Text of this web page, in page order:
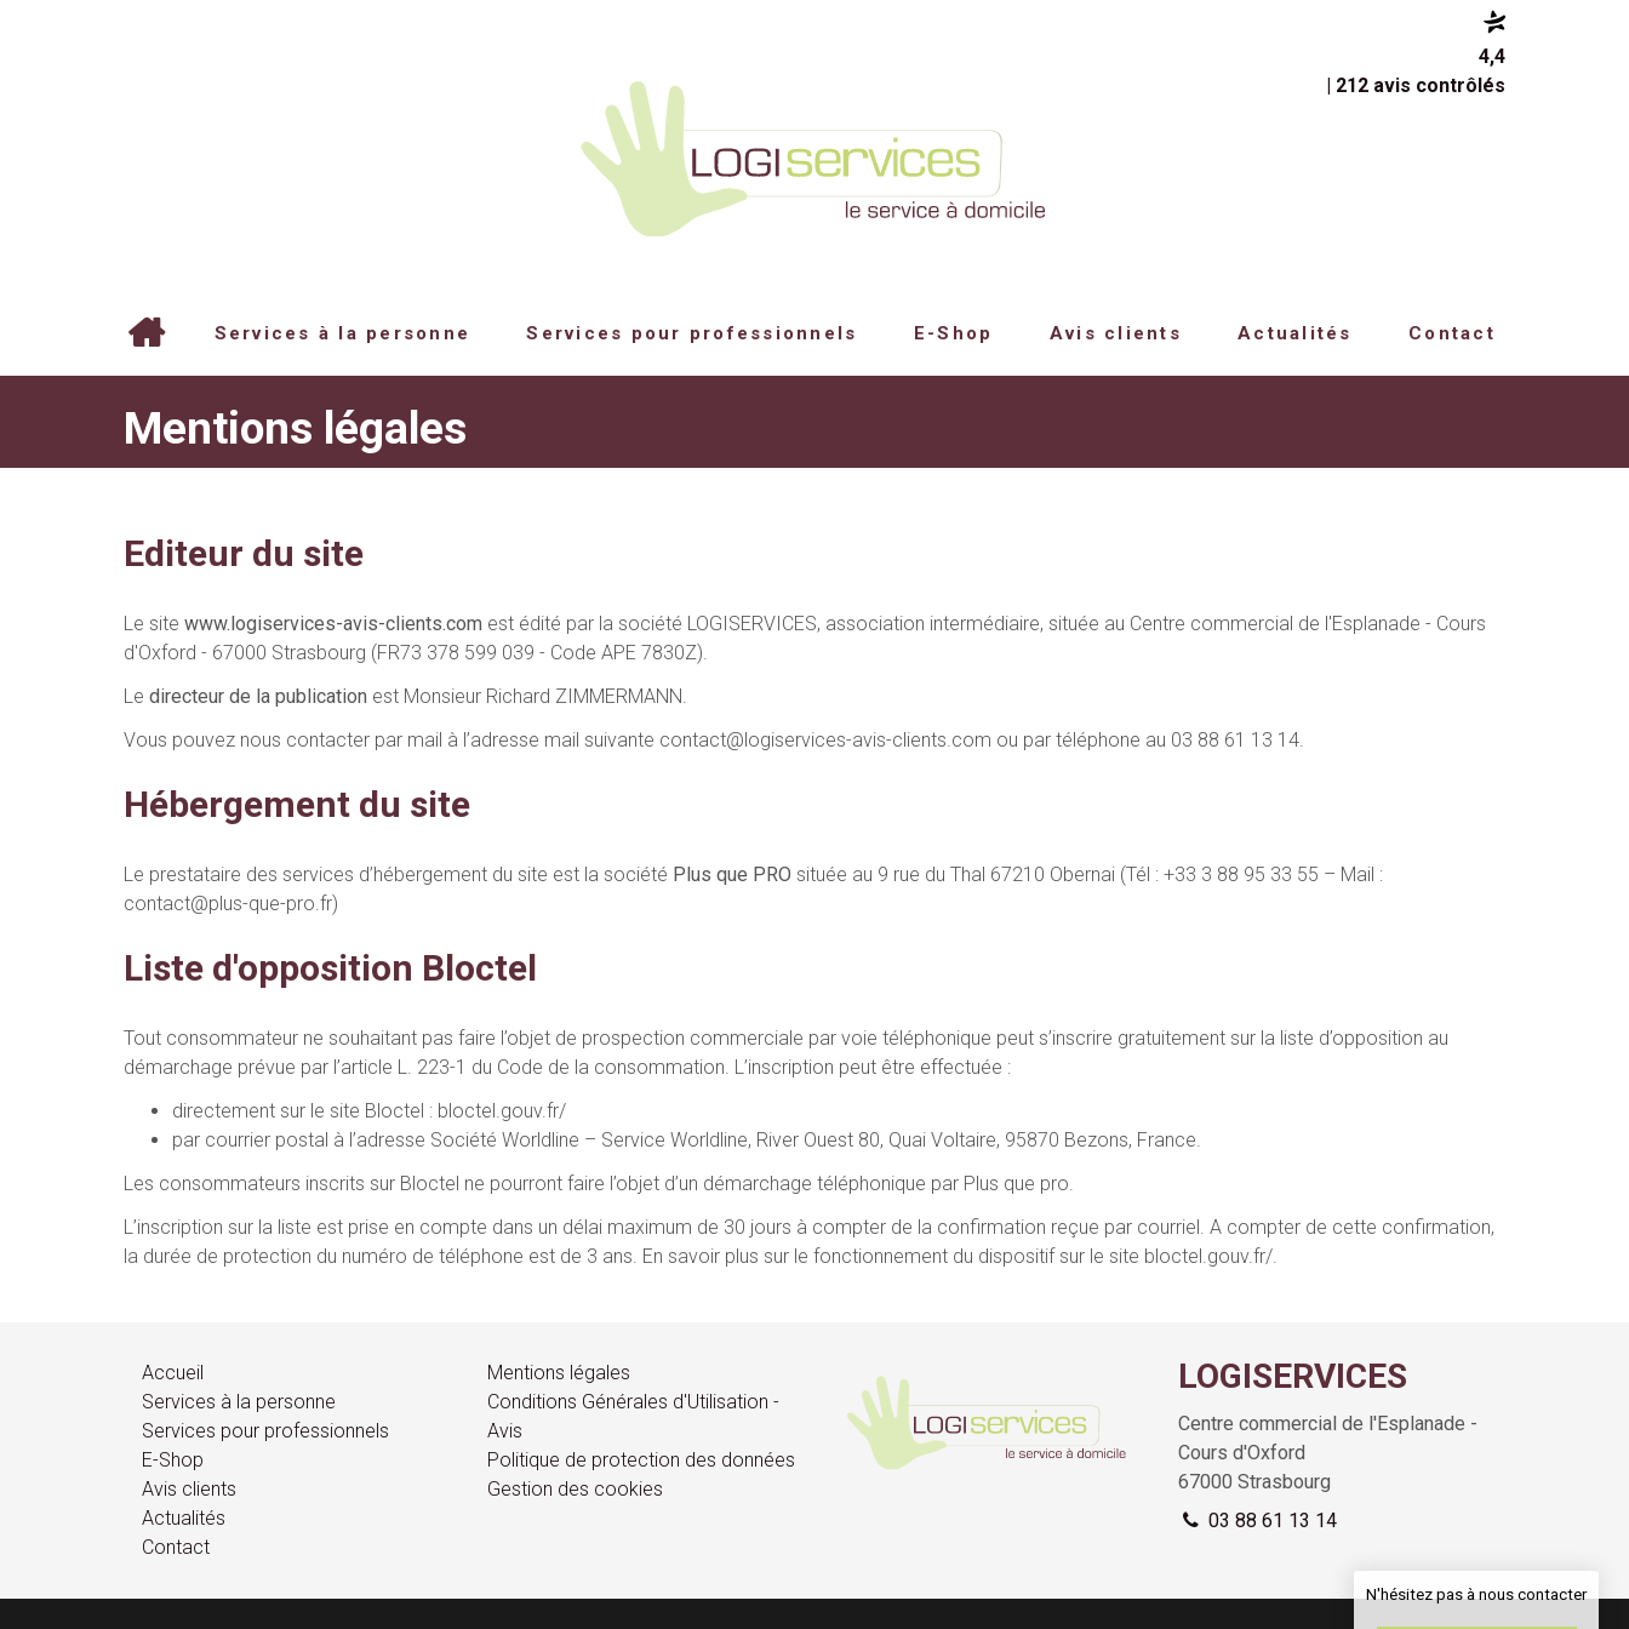
N'hésitez pas à nous contacter
4,4
| 212 avis contrôlés
Services à la personne Services pour professionnels E-Shop Avis clients Actualités Contact
Mentions légales
Editeur du site
Le site www.logiservices-avis-clients.com est édité par la société LOGISERVICES, association intermédiaire, située au Centre commercial de l'Esplanade - Cours
d'Oxford - 67000 Strasbourg (FR73 378 599 039 - Code APE 7830Z).
Le directeur de la publication est Monsieur Richard ZIMMERMANN.
Vous pouvez nous contacter par mail à l’adresse mail suivante contact@logiservices-avis-clients.com ou par téléphone au 03 88 61 13 14.
Hébergement du site
Le prestataire des services d’hébergement du site est la société Plus que PRO située au 9 rue du Thal 67210 Obernai (Tél : +33 3 88 95 33 55 – Mail :
contact@plus-que-pro.fr)
Liste d'opposition Bloctel
Tout consommateur ne souhaitant pas faire l’objet de prospection commerciale par voie téléphonique peut s’inscrire gratuitement sur la liste d’opposition au
démarchage prévue par l’article L. 223-1 du Code de la consommation. L’inscription peut être effectuée :
directement sur le site Bloctel : bloctel.gouv.fr/
par courrier postal à l’adresse Société Worldline – Service Worldline, River Ouest 80, Quai Voltaire, 95870 Bezons, France.
Les consommateurs inscrits sur Bloctel ne pourront faire l’objet d’un démarchage téléphonique par Plus que pro.
L’inscription sur la liste est prise en compte dans un délai maximum de 30 jours à compter de la confirmation reçue par courriel. A compter de cette confirmation,
la durée de protection du numéro de téléphone est de 3 ans. En savoir plus sur le fonctionnement du dispositif sur le site bloctel.gouv.fr/.
Accueil
Services à la personne
Services pour professionnels
E-Shop
Avis clients
Actualités
Contact
Mentions légales
Conditions Générales d'Utilisation -
Avis
Politique de protection des données
Gestion des cookies
LOGISERVICES
Centre commercial de l'Esplanade -
Cours d'Oxford
67000 Strasbourg
03 88 61 13 14